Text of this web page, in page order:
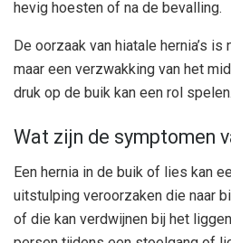
hevig hoesten of na de bevalling.
De oorzaak van hiatale hernia’s
maar een verzwakking van het
druk op de buik kan een rol spelen.
Wat zijn de symptomen
Een hernia in de buik of lies kan
uitstulping veroorzaken die naar
of die kan verdwijnen bij het